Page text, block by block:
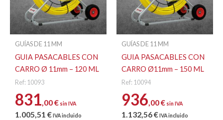
GUÍAS DE 11 MM
GUIA PASACABLES CON
CARRO Ø 11mm – 120 ML
Ref: 10093
831,00€ sin IVA
1.005,51 € IVA incluido
GUÍAS DE 11 MM
GUIA PASACABLES CON
CARRO Ø11mm – 150 ML
Ref: 10094
936,00€ sin IVA
1.132,56€ IVA incluido